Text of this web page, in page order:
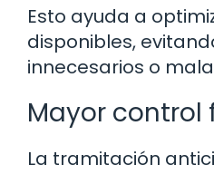
Esto ayuda a
disponibles,
innecesarios o
Mayor control
La tramitación